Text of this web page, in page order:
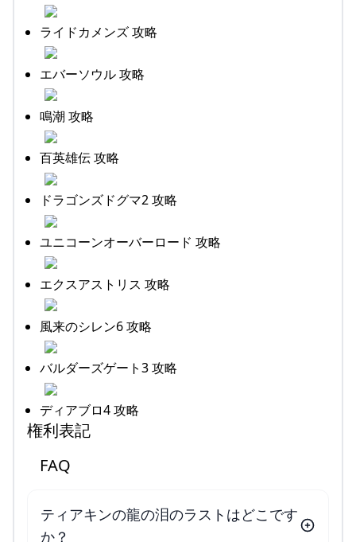
ライドカメンズ 攻略
エバーソウル 攻略
鳴潮 攻略
百英雄伝 攻略
ドラゴンズドグマ2 攻略
ユニコーンオーバーロード 攻略
エクスアストリス 攻略
風来のシレン6 攻略
バルダーズゲート3 攻略
ディアブロ4 攻略
権利表記
FAQ
ティアキンの龍の泪のラストはどこです
か？